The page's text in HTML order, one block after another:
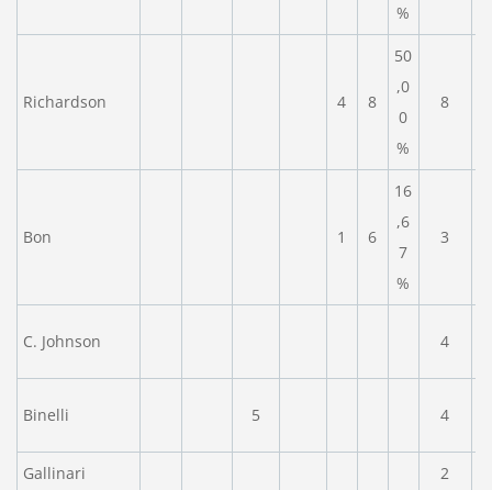
%
Richardson 4 8
50
,0
0
%
8
Bon 1 6
16
,6
7
%
3
C. Johnson 4
Binelli 5 4
Gallinari 2